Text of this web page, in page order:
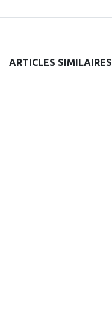
ARTICLES SIMILAIRES